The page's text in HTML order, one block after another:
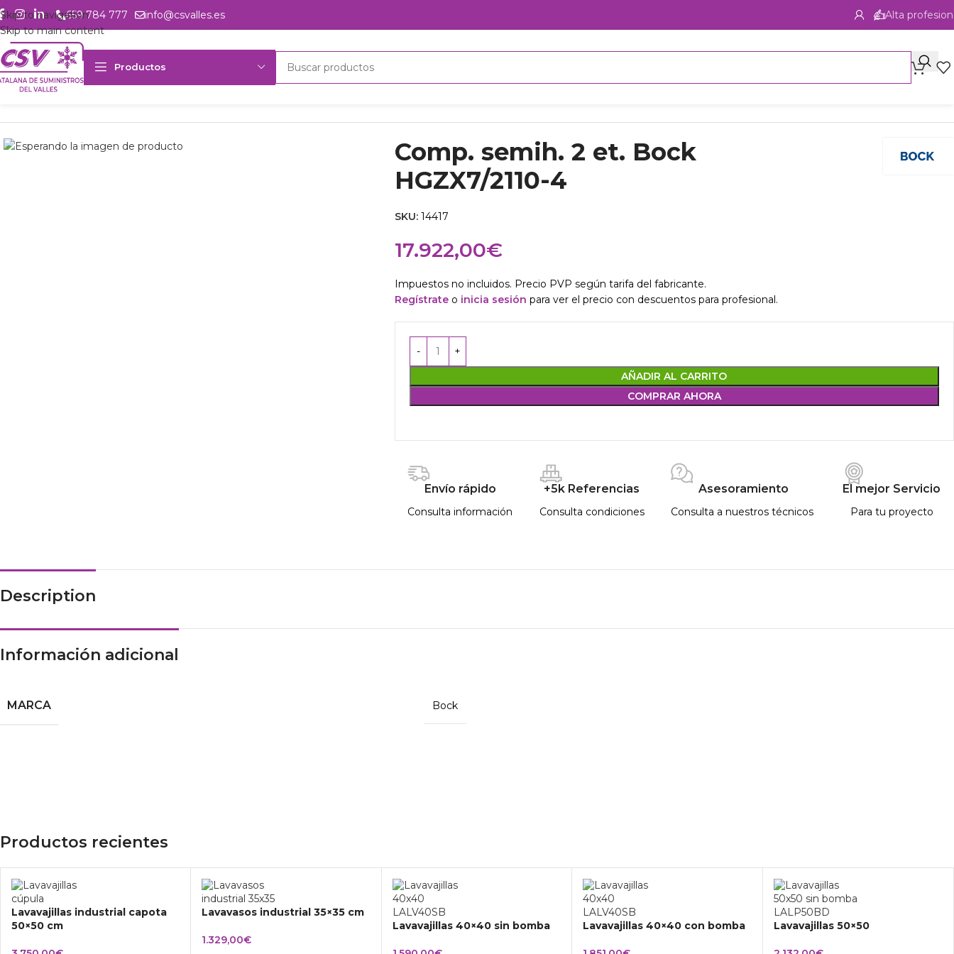
Skip to navigation
Skip to main content
659 784 777 info@csvalles.es Alta
Productos
Inicio Productos
Comp. semih. 2 et. Bock
HGZX7/2110-4
SKU: 14417
17.922,00€
Impuestos no incluidos. Precio PVP según tarifa del fabricante.
Regístrateo inicia sesión para ver el precio con descuentos para profesional.
AÑADIR AL CARRITO
COMPRAR AHORA
Envío rápido
Consulta información
+5k Referencias
Consulta condiciones
Asesoramiento
Consulta a nuestros técnicos
El mejor Servicio
Para tu proyecto
Description
Información adicional
MARCA Bock
Productos recientes
Lavavajillas industrial capota
50×50 cm
Lavavasos industrial 35×35 cm
1.329,00€
Lavavajillas 40×40 sin bomba Lavavajillas 40×40 con bomba Lavavajillas 50×50